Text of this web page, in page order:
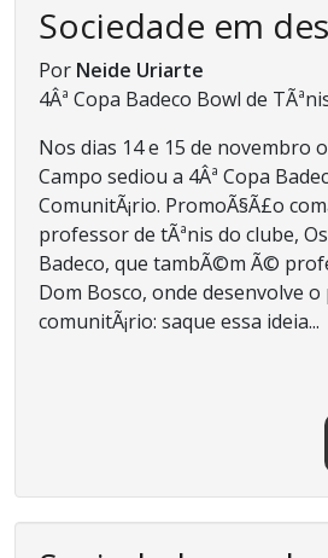
Sociedade em
Por Neide Uriarte
4Âª Copa Badeco Bowl de
Nos dias 14 e 15 de novembro
Campo sediou a 4Âª Copa
ComunitÃ¡rio. PromoÃ§Ã£o
professor de tÃªnis do clube,
Badeco, que tambÃ©m Ã©
Dom Bosco, onde desenvolve
comunitÃ¡rio: saque essa ideia...